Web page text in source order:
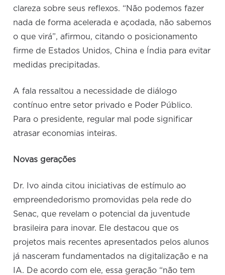
clareza sobre seus reflexos. “Não podemos fazer
nada de forma acelerada e açodada, não sabemos
o que virá”, afirmou, citando o posicionamento
firme de Estados Unidos, China e Índia para evitar
medidas precipitadas.
A fala ressaltou a necessidade de diálogo
contínuo entre setor privado e Poder Público.
Para o presidente, regular mal pode significar
atrasar economias inteiras.
Novas gerações
Dr. Ivo ainda citou iniciativas de estímulo ao
empreendedorismo promovidas pela rede do
Senac, que revelam o potencial da juventude
brasileira para inovar. Ele destacou que os
projetos mais recentes apresentados pelos alunos
já nasceram fundamentados na digitalização e na
IA. De acordo com ele, essa geração “não tem